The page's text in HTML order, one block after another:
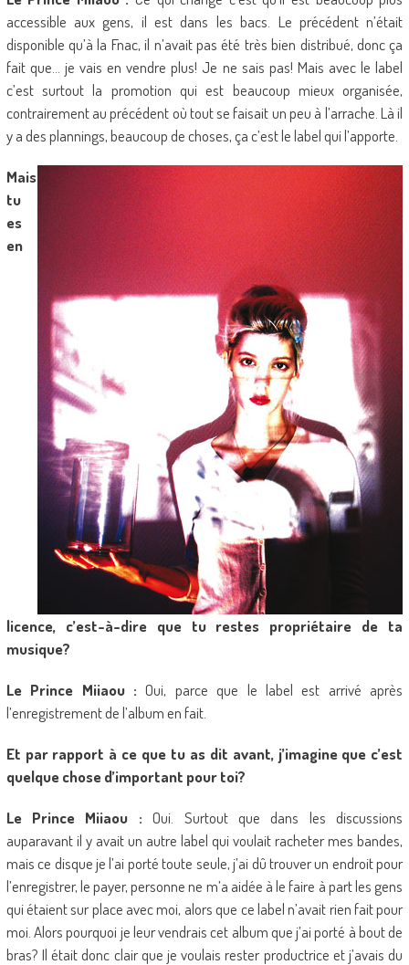
accessible aux gens, il est dans les bacs. Le précédent n’était
disponible qu’à la Fnac, il n’avait pas été très bien distribué, donc ça
fait que… je vais en vendre plus! Je ne sais pas! Mais avec le label
c’est surtout la promotion qui est beaucoup mieux organisée,
contrairement au précédent où tout se faisait un peu à l’arrache. Là il
y a des plannings, beaucoup de choses, ça c’est le label qui l’apporte.
Mais
tu
es
en
licence, c’est-à-dire que tu restes propriétaire de ta
musique?
Le Prince Miiaou : Oui, parce que le label est arrivé après
l’enregistrement de l’album en fait.
Et par rapport à ce que tu as dit avant, j’imagine que c’est
quelque chose d’important pour toi?
Le Prince Miiaou : Oui. Surtout que dans les discussions
auparavant il y avait un autre label qui voulait racheter mes bandes,
mais ce disque je l’ai porté toute seule, j’ai dû trouver un endroit pour
l’enregistrer, le payer, personne ne m’a aidée à le faire à part les gens
qui étaient sur place avec moi, alors que ce label n’avait rien fait pour
moi. Alors pourquoi je leur vendrais cet album que j’ai porté à bout de
bras? Il était donc clair que je voulais rester productrice et j’avais du